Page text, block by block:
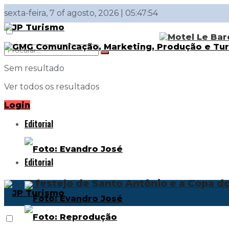
sexta-feira, 7 of agosto, 2026 | 05:47:54
Sem resultado
Ver todos os resultados
Login
Editorial
O festejo de Santo Antônio e a Copa
Editorial